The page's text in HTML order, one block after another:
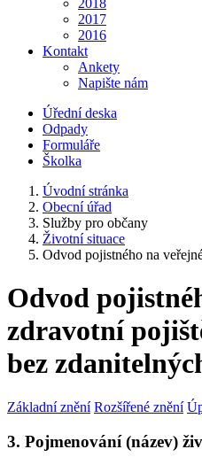
2018
2017
2016
Kontakt
Ankety
Napište nám
Úřední deska
Odpady
Formuláře
Školka
Úvodní stránka
Obecní úřad
Služby pro občany
Životní situace
Odvod pojistného na
Odvod
zdravotní
bez
Základní znění Rozšířené znění
3. Pojmenování (název)